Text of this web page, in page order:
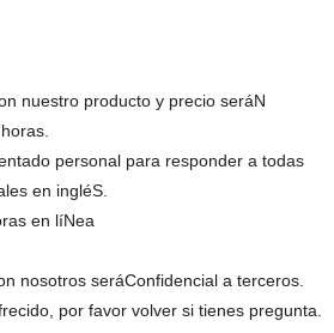
nuestro producto y precio seráN
personal para responder a todas
en ingléS.
en líNea
nosotros seráConfidencial a terceros.
por favor volver si tienes pregunta.